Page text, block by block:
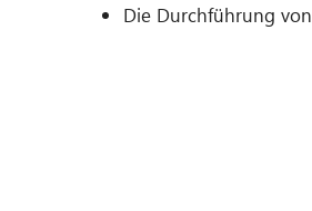
Die Durchführung